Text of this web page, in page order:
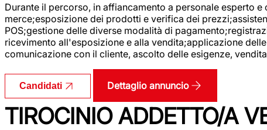
Durante il percorso, in affiancamento a personale esperto
merce;esposizione dei prodotti e verifica dei
POS;gestione delle diverse modalità di
ricevimento all'esposizione e alla vendita;applicazione
comunicazione con il cliente, ascolto delle esigenze,
Candidati Dettaglio annuncio
TIROCINIO ADDETTO/A